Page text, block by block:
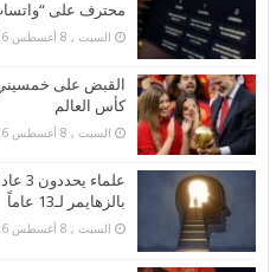
محترف على
السبت , 8 أغسطس 2026
القبض على خمسيني
كأس العالم
السبت , 8 أغسطس 2026
بالزهايمر لـ13 عاماً
السبت , 8 أغسطس 2026